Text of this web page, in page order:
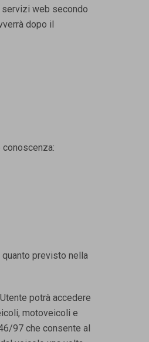
servizi web secondo
dopo il
previsto nella
potrà accedere
motoveicoli e
97 che consente al